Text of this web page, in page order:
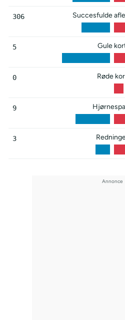
306 Succesfulde
5 Gule
0 Røde
9
3